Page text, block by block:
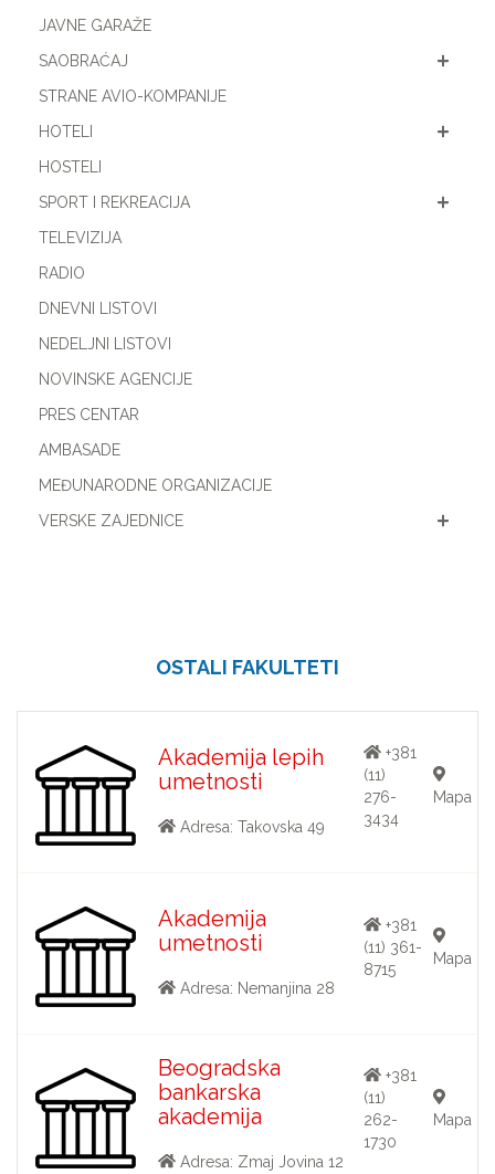
JAVNE GARAŽE
SAOBRAĆAJ
STRANE AVIO-KOMPANIJE
HOTELI
HOSTELI
SPORT I REKREACIJA
TELEVIZIJA
RADIO
DNEVNI LISTOVI
NEDELJNI LISTOVI
NOVINSKE AGENCIJE
PRES CENTAR
AMBASADE
MEĐUNARODNE ORGANIZACIJE
VERSKE ZAJEDNICE
OSTALI FAKULTETI
Akademija lepih
umetnosti
Adresa: Takovska 49
+381
(11)
276-
3434
Mapa
Akademija
umetnosti
Adresa: Nemanjina 28
+381
(11) 361-
8715
Mapa
Beogradska
bankarska
akademija
Adresa: Zmaj Jovina 12
+381
(11)
262-
1730
Mapa